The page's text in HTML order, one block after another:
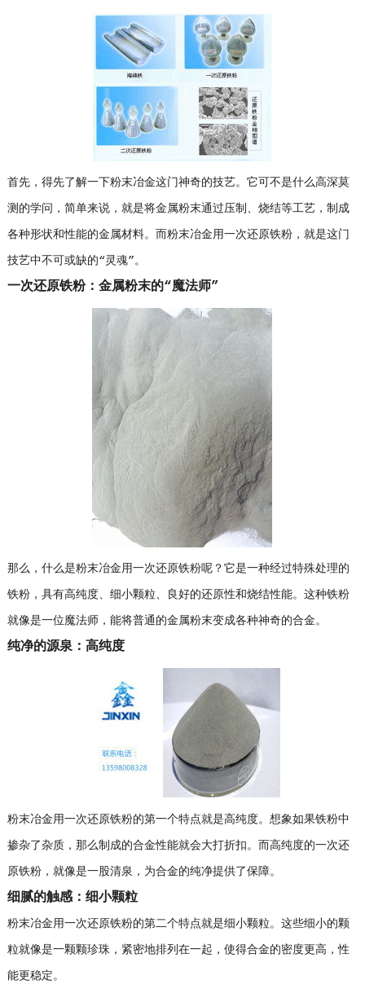
首先，得先了解一下粉末冶金这门神奇的技艺。它可不是什么高深莫
测的学问，简单来说，就是将金属粉末通过压制、烧结等工艺，制成
各种形状和性能的金属材料。而粉末冶金用一次还原铁粉，就是这门
技艺中不可或缺的“灵魂”。
一次还原铁粉：金属粉末的“魔法师”
那么，什么是粉末冶金用一次还原铁粉呢？它是一种经过特殊处理的
铁粉，具有高纯度、细小颗粒、良好的还原性和烧结性能。这种铁粉
就像是一位魔法师，能将普通的金属粉末变成各种神奇的合金。
纯净的源泉：高纯度
粉末冶金用一次还原铁粉的第一个特点就是高纯度。想象如果铁粉中
掺杂了杂质，那么制成的合金性能就会大打折扣。而高纯度的一次还
原铁粉，就像是一股清泉，为合金的纯净提供了保障。
细腻的触感：细小颗粒
粉末冶金用一次还原铁粉的第二个特点就是细小颗粒。这些细小的颗
粒就像是一颗颗珍珠，紧密地排列在一起，使得合金的密度更高，性
能更稳定。